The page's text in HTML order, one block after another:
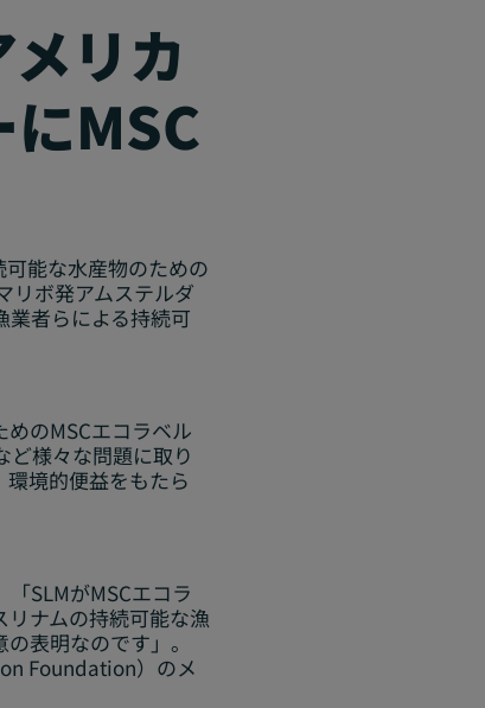
リカ
MSC
能な水産物のための
リボ発アムステルダ
業者らによる持続可
のMSCエコラベル
ど様々な問題に取り
境的便益をもたら
SLMがMSCエコラ
ナムの持続可能な漁
表明なのです」。
Foundation）のメ